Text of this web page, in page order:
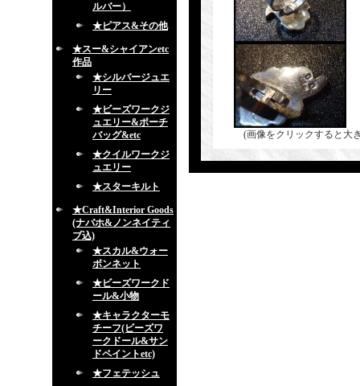
ルバー）
★ピアス&その他
★スー&シャイアンetc
作品
★シルバージュエ
リー
★ビーズワークジ
ュエリー&ポーチ
バッグ&etc
★クイルワークジ
ュエリー
★スターキルト
★Craft&Interior Goods
(ナバホ&ノンネイティ
ブ込)
★スカル&ウォー
ボンネット
★ビーズワークド
ール&小物
★キャラクターモ
チーフ(ビーズワ
ークドール&サン
ドペイントetc)
★フェテッシュ
(画像をクリックすると大